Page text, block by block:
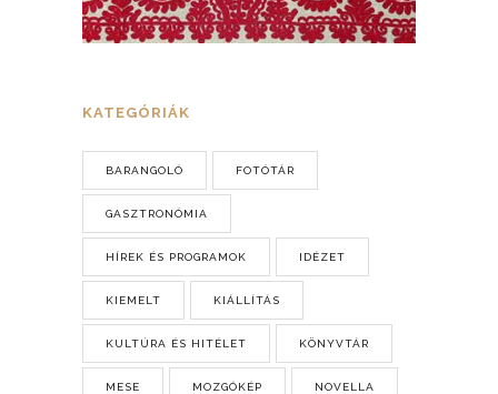
KATEGÓRIÁK
BARANGOLÓ FOTÓTÁR
GASZTRONÓMIA
HÍREK ÉS PROGRAMOK IDÉZET
KIEMELT KIÁLLÍTÁS
KULTÚRA ÉS HITÉLET KÖNYVTÁR
MESE MOZGÓKÉP NOVELLA